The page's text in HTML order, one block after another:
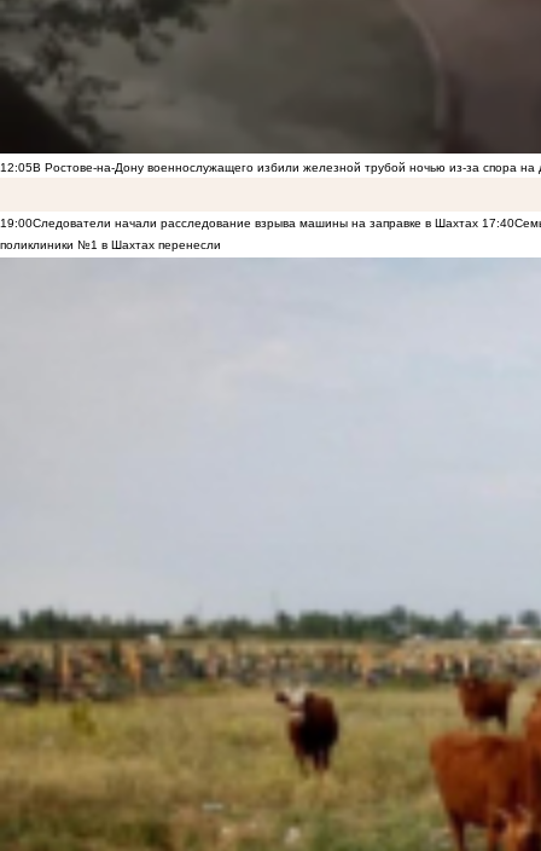
12:05В Ростове-на-Дону военнослужащего избили железной трубой ночью из-за спора на
19:00Следователи начали расследование взрыва машины на заправке в Шахтах 17:40
поликлиники №1 в Шахтах перенесли